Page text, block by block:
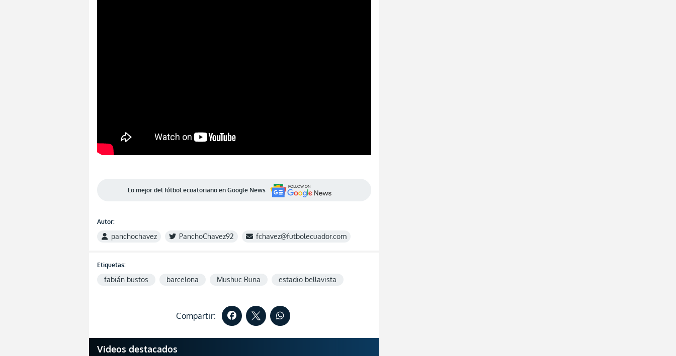
Lo mejor del fútbol ecuatoriano en Google News
Autor:
panchochavez PanchoChavez92 fchavez@futbolecuador.com
Etiquetas:
fabián bustos barcelona Mushuc Runa estadio bellavista
Compartir:
Videos destacados